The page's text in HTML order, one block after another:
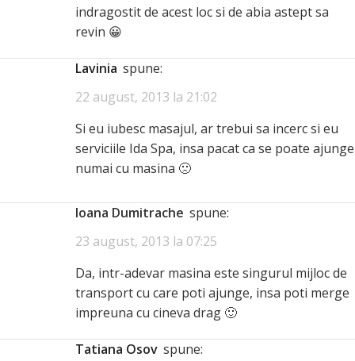
indragostit de acest loc si de abia astept sa
revin 😀
lavinia spune:
22 august, 2013 la 21:02
Si eu iubesc masajul, ar trebui sa incerc si eu
serviciile Ida Spa, insa pacat ca se poate ajunge
numai cu masina 🙁
Ioana Dumitrache spune:
23 august, 2013 la 07:25
Da, intr-adevar masina este singurul mijloc de
transport cu care poti ajunge, insa poti merge
impreuna cu cineva drag 🙂
Tatiana Osov spune: